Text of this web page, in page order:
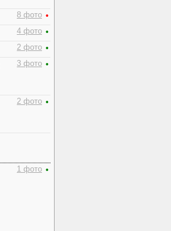
8 фото •
4 фото •
2 фото •
3 фото •
2 фото •
1 фото •